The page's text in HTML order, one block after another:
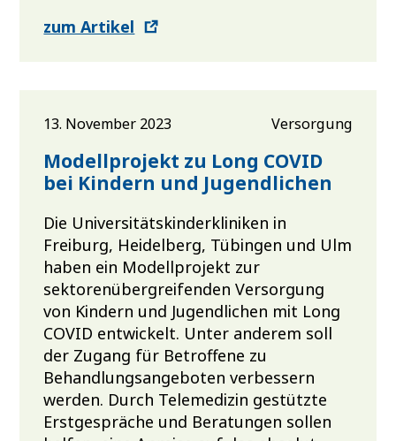
zum Artikel
13. November 2023 Versorgung
Modellprojekt zu Long COVID
bei Kindern und Jugendlichen
Die Universitätskinderkliniken in
Freiburg, Heidelberg, Tübingen und Ulm
haben ein Modellprojekt zur
sektorenübergreifenden Versorgung
von Kindern und Jugendlichen mit Long
COVID entwickelt. Unter anderem soll
der Zugang für Betroffene zu
Behandlungsangeboten verbessern
werden. Durch Telemedizin gestützte
Erstgespräche und Beratungen sollen